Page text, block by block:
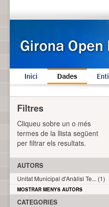
Inici Dades
Filtres
Cliqueu sobre un o més
termes de la llista següent
per filtrar els resultats.
AUTORS
Unitat Municipal d'Anàlisi Te... (1)
MOSTRAR MENYS AUTORS
CATEGORIES